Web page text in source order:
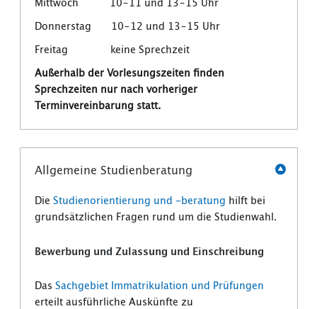
Mittwoch 10–11 und 13–15 Uhr
Donnerstag 10–12 und 13–15 Uhr
Freitag keine Sprechzeit
Außerhalb der Vorlesungszeiten finden
Sprechzeiten nur nach vorheriger
Terminvereinbarung statt.
Allgemeine Studienberatung
Die Studienorientierung und -beratung hilft bei
grundsätzlichen Fragen rund um die Studienwahl.
Bewerbung und Zulassung und Einschreibung
Das Sachgebiet Immatrikulation und Prüfungen
erteilt ausführliche Auskünfte zu